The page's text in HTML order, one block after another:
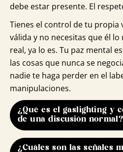
debe estar presente. El
Tienes el control de tu propia
válida y no necesitas que él
real, ya lo es. Tu paz mental
las cosas que nunca se
nadie te haga perder en el
manipulaciones.
¿Qué es el gaslighting y
de una discusión normal?
El gaslighting es una forma
¿Cuáles son las señales